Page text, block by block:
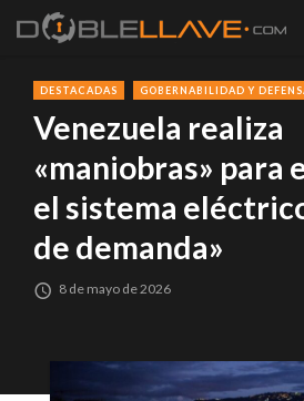
DESTACADAS GOBERNABILIDAD Y
Venezuela realiza
«maniobras» para
el sistema
de demanda»
8 de mayo de 2026